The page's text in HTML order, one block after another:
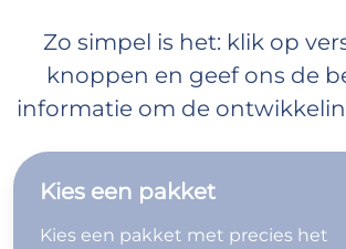
Zo simpel is het: klik op
knoppen en geef ons de
informatie om de
Kies een pakket
Kies een pakket met precies het